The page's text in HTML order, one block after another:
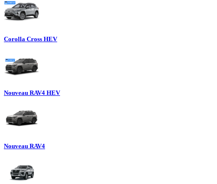
Corolla Cross HEV
Nouveau RAV4 HEV
Nouveau RAV4